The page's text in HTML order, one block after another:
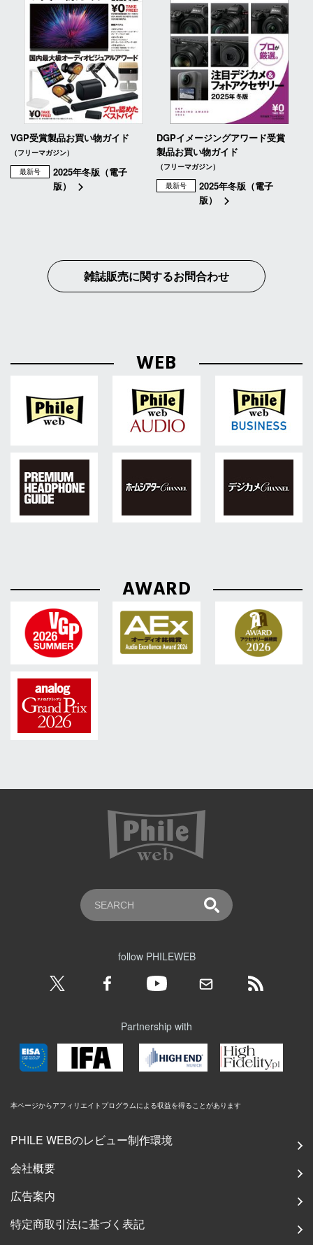
VGP受賞製品お買い物ガイド
（フリーマガジン）
最新号
2025年冬版（電子
版）
DGPイメージングアワード受賞
製品お買い物ガイド
（フリーマガジン）
最新号
2025年冬版（電子
版）
雑誌販売に関するお問合わせ
WEB
AWARD
follow PHILEWEB
Partnership with
本ページからアフィリエイトプログラムによる収益を得ることがあります
PHILE WEBのレビュー制作環境
会社概要
広告案内
特定商取引法に基づく表記